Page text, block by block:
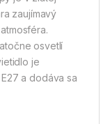
zaujímavý
osvetlí
je
a dodáva sa